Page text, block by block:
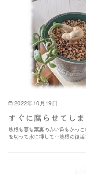
2022年10月19日
すぐに腐らせてし
塊根も蔓も葉裏の赤い色もかっ
を切って水に挿して‥塊根の復活